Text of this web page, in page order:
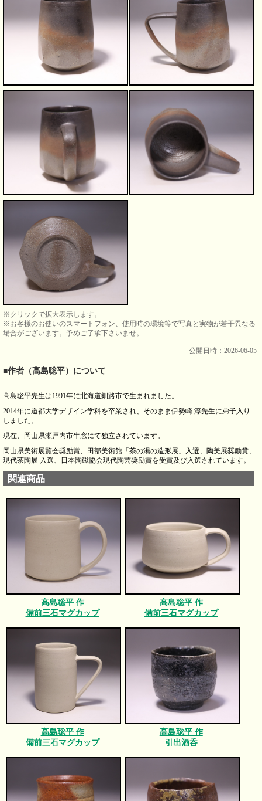
※クリックで拡大表示します。
※お客様のお使いのスマートフォン、使用時の環境等で写真と実物が若干異なる
場合がございます。予めご了承下さいませ。
公開日時：2026-06-05
■作者（高島聡平）について
高島聡平先生は1991年に北海道釧路市で生まれました。
2014年に道都大学デザイン学科を卒業され、そのまま伊勢崎 淳先生に弟子入り
しました。
現在、岡山県瀬戸内市牛窓にて独立されています。
岡山県美術展覧会奨励賞、田部美術館「茶の湯の造形展」入選、陶美展奨励賞、
現代茶陶展 入選、日本陶磁協会現代陶芸奨励賞を受賞及び入選されています。
関連商品
高島聡平 作
備前三石マグカップ
高島聡平 作
備前三石マグカップ
高島聡平 作
備前三石マグカップ
高島聡平 作
引出酒呑